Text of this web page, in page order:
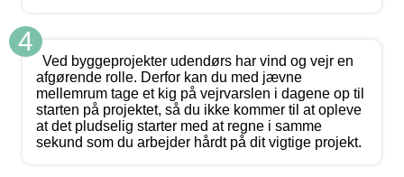
4
Ved byggeprojekter udendørs har vind og vejr en
afgørende rolle. Derfor kan du med jævne
mellemrum tage et kig på vejrvarslen i dagene op til
starten på projektet, så du ikke kommer til at opleve
at det pludselig starter med at regne i samme
sekund som du arbejder hårdt på dit vigtige projekt.